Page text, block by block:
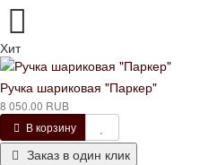
Хит
Ручка шариковая "Паркер"
8 050.00 RUB
В корзину
Заказ в один клик